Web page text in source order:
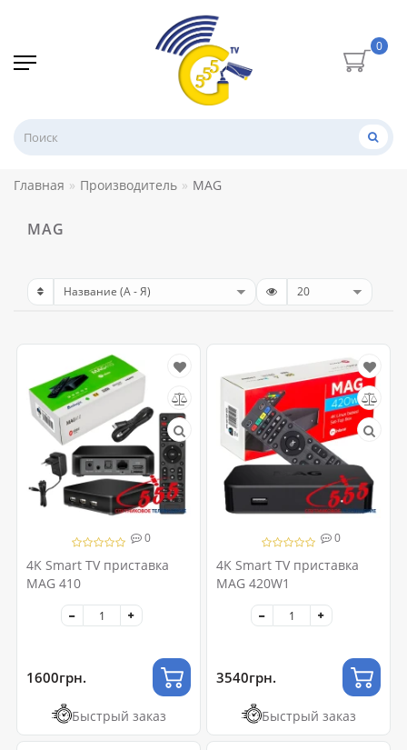
0
Главная Производитель MAG
MAG
0
4K Smart TV приставка
MAG 410
1600грн.
Быстрый заказ
0
4K Smart TV приставка
MAG 420W1
3540грн.
Быстрый заказ